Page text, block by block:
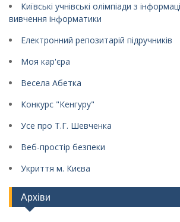
Київські учнівські олімпіади з
вивчення інформатики
Електронний репозитарій підручників
Моя кар'єра
Весела Абетка
Конкурс "Кенгуру"
Усе про Т.Г. Шевченка
Веб-простір безпеки
Укриття м. Києва
Архіви